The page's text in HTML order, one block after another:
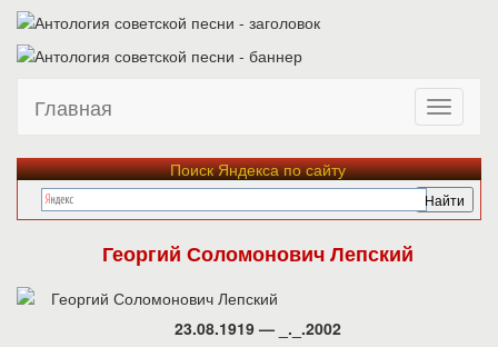
Главная
Поиск Яндекса по сайту
Георгий Соломонович Лепский
23.08.1919 — _._.2002